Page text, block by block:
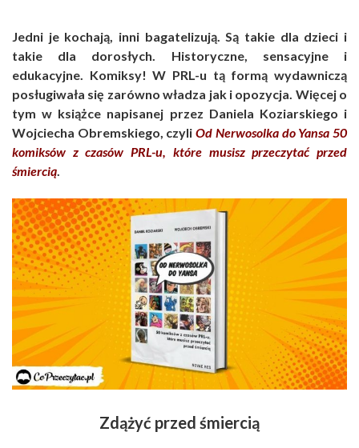
Jedni je kochają, inni bagatelizują. Są takie dla dzieci i
takie dla dorosłych. Historyczne, sensacyjne i
edukacyjne. Komiksy! W PRL-u tą formą wydawniczą
posługiwała się zarówno władza jak i opozycja. Więcej o
tym w książce napisanej przez Daniela Koziarskiego i
Wojciecha Obremskiego, czyliOd Nerwosolka do Yansa 50
komiksów z czasów PRL-u, które musisz przeczytać przed
śmiercią.
Zdążyć przed śmiercią